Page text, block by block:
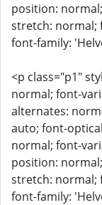
position:
stretch: normal;
font-family:
<p class="p1"
normal; font-
alternates:
auto; font-
normal; font-
position:
stretch: normal;
font-family: